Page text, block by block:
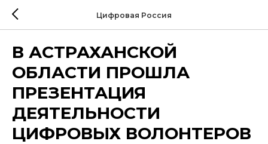
Цифровая Россия
В АСТРАХАНСКОЙ
ОБЛАСТИ ПРОШЛА
ПРЕЗЕНТАЦИЯ
ДЕЯТЕЛЬНОСТИ
ЦИФРОВЫХ ВОЛОНТЕРОВ